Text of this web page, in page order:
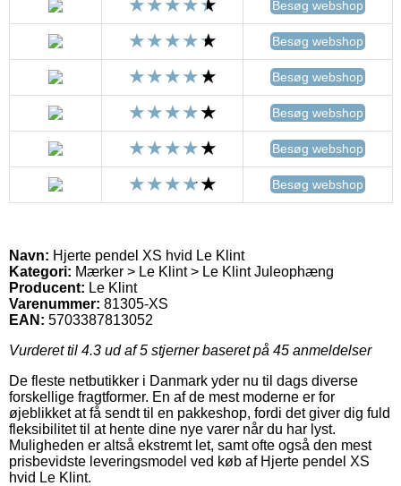
Besøg webshop
Besøg webshop
Besøg webshop
Besøg webshop
Besøg webshop
Besøg webshop
Navn: Hjerte pendel XS hvid Le Klint
Kategori: Mærker > Le Klint > Le Klint Juleophæng
Producent: Le Klint
Varenummer: 81305-XS
EAN: 5703387813052
Vurderet til 4.3 ud af 5 stjerner baseret på 45 anmeldelser
De fleste netbutikker i Danmark yder nu til dags diverse
forskellige fragtformer. En af de mest moderne er for
øjeblikket at få sendt til en pakkeshop, fordi det giver dig fuld
fleksibilitet til at hente dine nye varer når du har lyst.
Muligheden er altså ekstremt let, samt ofte også den mest
prisbevidste leveringsmodel ved køb af Hjerte pendel XS
hvid Le Klint.